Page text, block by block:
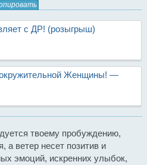
с ДР! (розыгрыш)
Женщины! —
твоему пробуждению,
а ветер несет позитив и
эмоций, искренних улыбок,